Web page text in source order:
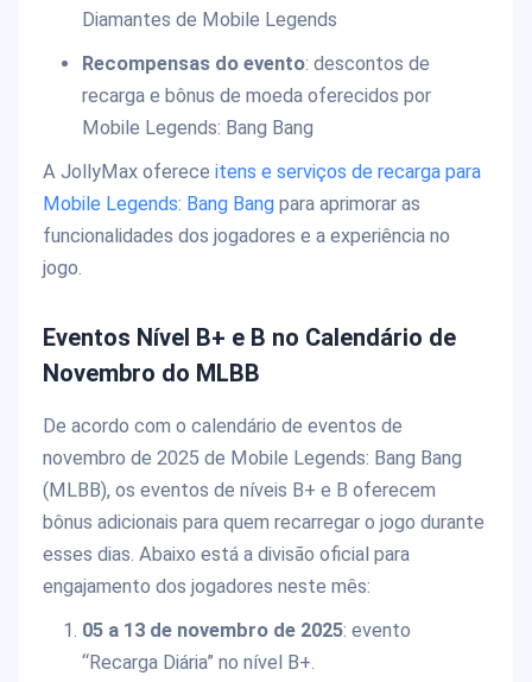
Diamantes de Mobile Legends
Recompensas do evento: descontos de
recarga e bônus de moeda oferecidos por
Mobile Legends: Bang Bang
A JollyMax oferece itens e serviços de recarga para
Mobile Legends: Bang Bang para aprimorar as
funcionalidades dos jogadores e a experiência no
jogo.
Eventos Nível B+ e B no Calendário de
Novembro do MLBB
De acordo com o calendário de eventos de
novembro de 2025 de Mobile Legends: Bang Bang
(MLBB), os eventos de níveis B+ e B oferecem
bônus adicionais para quem recarregar o jogo durante
esses dias. Abaixo está a divisão oficial para
engajamento dos jogadores neste mês:
05 a 13 de novembro de 2025: evento
“Recarga Diária” no nível B+.